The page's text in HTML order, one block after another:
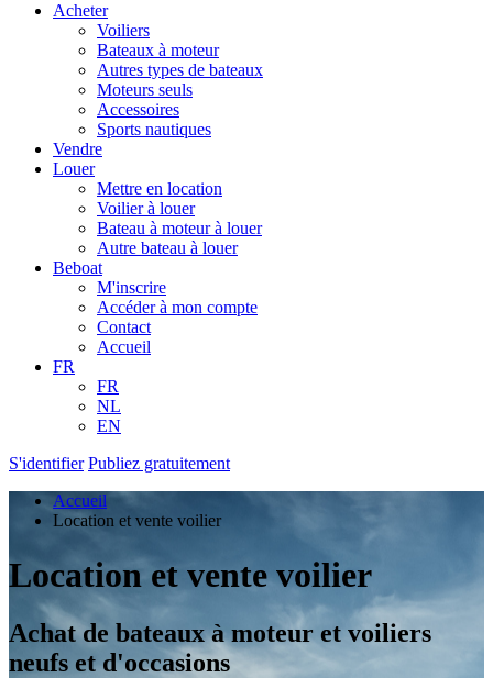
Acheter
Voiliers
Bateaux à moteur
Autres types de bateaux
Moteurs seuls
Accessoires
Sports nautiques
Vendre
Louer
Mettre en location
Voilier à louer
Bateau à moteur à louer
Autre bateau à louer
Beboat
M'inscrire
Accéder à mon compte
Contact
Accueil
FR
FR
NL
EN
S'identifier Publiez gratuitement
Accueil
Location et vente voilier
Location et vente voilier
Achat de bateaux à moteur et voiliers
neufs et d'occasions